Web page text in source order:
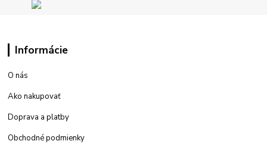
Informácie
O nás
Ako nakupovať
Doprava a platby
Obchodné podmienky